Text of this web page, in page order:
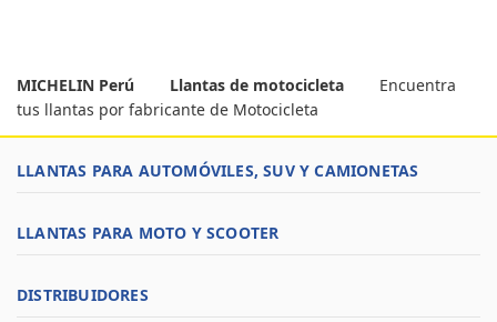
MICHELIN Perú Llantas de motocicleta
Encuentra
tus llantas por fabricante de Motocicleta
LLANTAS PARA AUTOMÓVILES, SUV Y CAMIONETAS
LLANTAS PARA MOTO Y SCOOTER
DISTRIBUIDORES